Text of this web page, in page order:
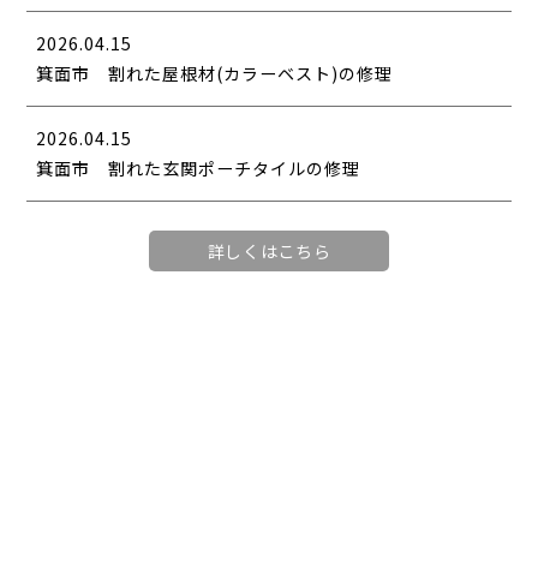
2026.04.15
箕面市 割れた屋根材(カラーベスト)の修理
2026.04.15
箕面市 割れた玄関ポーチタイルの修理
詳しくはこちら